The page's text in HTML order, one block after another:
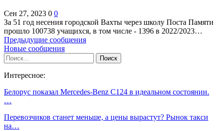
Сен 27, 2023 0 0
За 51 год несения городской Вахты через школу Поста Памяти
прошло 100738 учащихся, в том числе - 1396 в 2022/2023…
Предыдущие сообщения
Новые сообщения
Интересное:
Белорус показал Mercedes-Benz C124 в идеальном состоянии.
…
Перевозчиков станет меньше, а цены вырастут? Рынок такси
на…